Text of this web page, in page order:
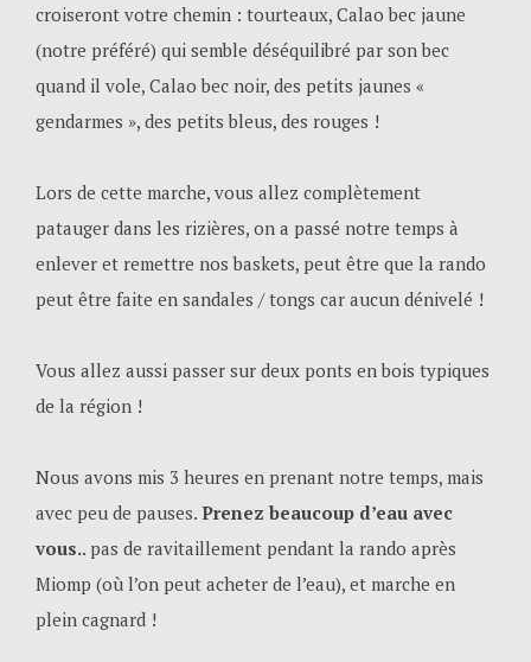
croiseront votre chemin : tourteaux, Calao bec jaune
(notre préféré) qui semble déséquilibré par son bec
quand il vole, Calao bec noir, des petits jaunes «
gendarmes », des petits bleus, des rouges !
Lors de cette marche, vous allez complètement
patauger dans les rizières, on a passé notre temps à
enlever et remettre nos baskets, peut être que la rando
peut être faite en sandales / tongs car aucun dénivelé !
Vous allez aussi passer sur deux ponts en bois typiques
de la région !
Nous avons mis 3 heures en prenant notre temps, mais
avec peu de pauses. Prenez beaucoup d’eau avec
vous.. pas de ravitaillement pendant la rando après
Miomp (où l’on peut acheter de l’eau), et marche en
plein cagnard !